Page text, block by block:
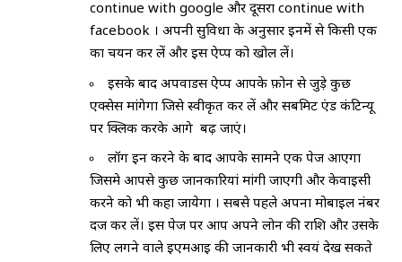
continue with google और दूसरा continue with
facebook । अपनी सुविधा के अनुसार इनमें से किसी एक
का चयन कर लें और इस ऐप्प को खोल लें।
इसके बाद अपवार्डस ऐप्प आपके फ़ोन से जुड़े कुछ
एक्सेस मांगेगा जिसे स्वीकृत कर लें और सबमिट एंड कंटिन्यू
पर क्लिक करके आगे बढ़ जाएं।
लॉग इन करने के बाद आपके सामने एक पेज आएगा
जिसमे आपसे कुछ जानकारियां मांगी जाएगी और केवाईसी
करने को भी कहा जायेगा । सबसे पहले अपना मोबाइल नंबर
दर्ज कर लें। इस पेज पर आप अपने लोन की राशि और उसके
लिए लगने वाले ईएमआई की जानकारी भी स्वयं देख सकते